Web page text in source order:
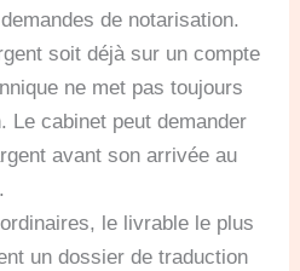
de notarisation.
soit déjà sur un compte
ne met pas toujours
Le cabinet peut demander
avant son arrivée au
le livrable le plus
un dossier de traduction